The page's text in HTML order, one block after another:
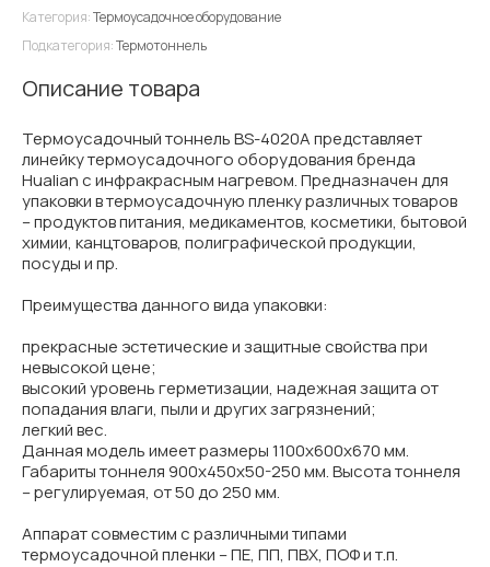
Категория:Термоусадочное оборудование
Подкатегория:Термотоннель
Описание товара
Термоусадочный тоннель BS-4020A представляет
линейку термоусадочного оборудования бренда
Hualian с инфракрасным нагревом. Предназначен для
упаковки в термоусадочную пленку различных товаров
– продуктов питания, медикаментов, косметики, бытовой
химии, канцтоваров, полиграфической продукции,
посуды и пр.
Преимущества данного вида упаковки:
прекрасные эстетические и защитные свойства при
невысокой цене;
высокий уровень герметизации, надежная защита от
попадания влаги, пыли и других загрязнений;
легкий вес.
Данная модель имеет размеры 1100х600х670 мм.
Габариты тоннеля 900х450х50-250 мм. Высота тоннеля
– регулируемая, от 50 до 250 мм.
Аппарат совместим с различными типами
термоусадочной пленки – ПЕ, ПП, ПВХ, ПОФ и т.п.